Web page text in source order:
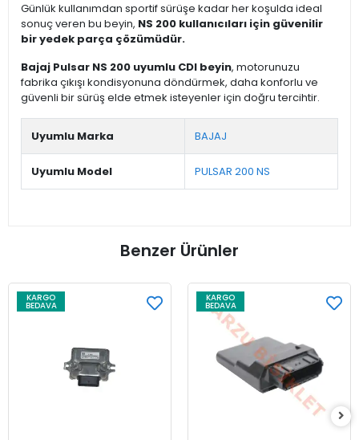
Günlük kullanımdan sportif sürüşe kadar her koşulda ideal
sonuç veren bu beyin, NS 200 kullanıcıları için güvenilir
bir yedek parça çözümüdür.
Bajaj Pulsar NS 200 uyumlu CDI beyin, motorunuzu
fabrika çıkışı kondisyonuna döndürmek, daha konforlu ve
güvenli bir sürüş elde etmek isteyenler için doğru tercihtir.
Uyumlu Marka BAJAJ
Uyumlu Model PULSAR 200 NS
Benzer Ürünler
KARGO
BEDAVA
KARGO
BEDAVA